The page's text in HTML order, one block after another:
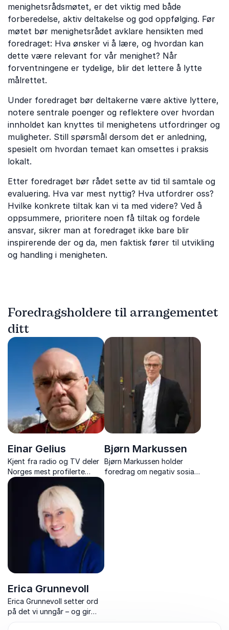
menighetsrådsmøtet, er det viktig med både
forberedelse, aktiv deltakelse og god oppfølging. Før
møtet bør menighetsrådet avklare hensikten med
foredraget: Hva ønsker vi å lære, og hvordan kan
dette være relevant for vår menighet? Når
forventningene er tydelige, blir det lettere å lytte
målrettet.
Under foredraget bør deltakerne være aktive lyttere,
notere sentrale poenger og reflektere over hvordan
innholdet kan knyttes til menighetens utfordringer og
muligheter. Still spørsmål dersom det er anledning,
spesielt om hvordan temaet kan omsettes i praksis
lokalt.
Etter foredraget bør rådet sette av tid til samtale og
evaluering. Hva var mest nyttig? Hva utfordrer oss?
Hvilke konkrete tiltak kan vi ta med videre? Ved å
oppsummere, prioritere noen få tiltak og fordele
ansvar, sikrer man at foredraget ikke bare blir
inspirerende der og da, men faktisk fører til utvikling
og handling i menigheten.
Foredragsholdere til arrangementet
ditt
Einar Gelius
Kjent fra radio og TV deler
Norges mest profilerte
prest ny innsikt og nye
perspektiver på ledelse og
motivasjon.
Bjørn Markussen
Bjørn Markussen holder
foredrag om negativ sosial
Erica Grunnevoll
Erica Grunnevoll setter ord
på det vi unngår – og gir